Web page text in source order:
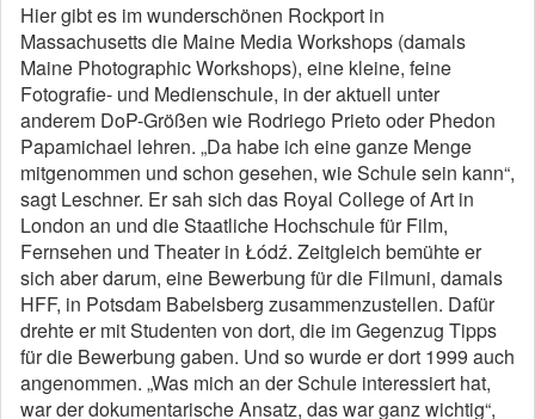
Hier gibt es im wunderschönen Rockport in
Massachusetts die Maine Media Workshops (damals
Maine Photographic Workshops), eine kleine, feine
Fotografie- und Medienschule, in der aktuell unter
anderem DoP-Größen wie Rodriego Prieto oder Phedon
Papamichael lehren. „Da habe ich eine ganze Menge
mitgenommen und schon gesehen, wie Schule sein kann“,
sagt Leschner. Er sah sich das Royal College of Art in
London an und die Staatliche Hochschule für Film,
Fernsehen und Theater in Łódź. Zeitgleich bemühte er
sich aber darum, eine Bewerbung für die Filmuni, damals
HFF, in Potsdam Babelsberg zusammenzustellen. Dafür
drehte er mit Studenten von dort, die im Gegenzug Tipps
für die Bewerbung gaben. Und so wurde er dort 1999 auch
angenommen. „Was mich an der Schule interessiert hat,
war der dokumentarische Ansatz, das war ganz wichtig“,